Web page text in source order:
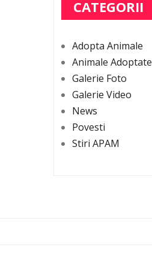
CATEGORII
Adopta Animale
Animale Adoptate
Galerie Foto
Galerie Video
News
Povesti
Stiri APAM